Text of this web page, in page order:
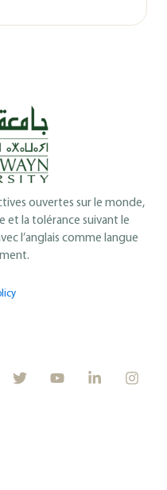
ouvertes sur le monde,
et la tolérance suivant le
l’anglais comme langue